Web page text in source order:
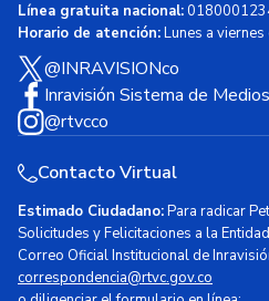
Línea gratuita nacional:
Horario de atención:Lunes a
@INRAVISIONco
Inravisión Sistema de
@rtvcco
Contacto Virtual
Estimado Ciudadano:Para radicar
Solicitudes y Felicitaciones a la
Correo Oficial Institucional de
correspondencia@rtvc.gov.co